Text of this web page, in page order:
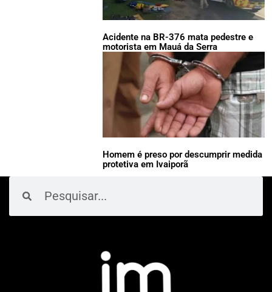
Acidente na BR-376 mata pedestre e
motorista em Mauá da Serra
Homem é preso por descumprir medida
protetiva em Ivaiporã